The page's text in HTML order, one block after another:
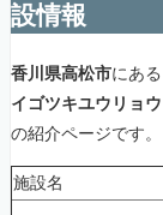
設情報
香川県高松市にある
イゴツキユウリョ
の紹介ページです。
施設名